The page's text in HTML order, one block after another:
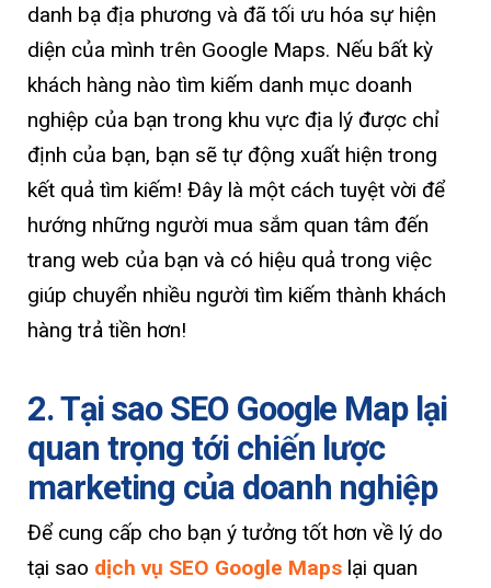
danh bạ địa phương và đã tối ưu hóa sự hiện
diện của mình trên Google Maps. Nếu bất kỳ
khách hàng nào tìm kiếm danh mục doanh
nghiệp của bạn trong khu vực địa lý được chỉ
định của bạn, bạn sẽ tự động xuất hiện trong
kết quả tìm kiếm! Đây là một cách tuyệt vời để
hướng những người mua sắm quan tâm đến
trang web của bạn và có hiệu quả trong việc
giúp chuyển nhiều người tìm kiếm thành khách
hàng trả tiền hơn!
2. Tại sao SEO Google Map lại
quan trọng tới chiến lược
marketing của doanh nghiệp
Để cung cấp cho bạn ý tưởng tốt hơn về lý do
tại sao dịch vụ SEO Google Maps lại quan